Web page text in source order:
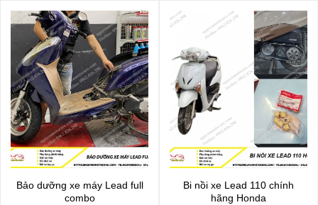
Bảo dưỡng xe máy Lead full
combo
Bi nồi xe Lead 110 chính
hãng Honda